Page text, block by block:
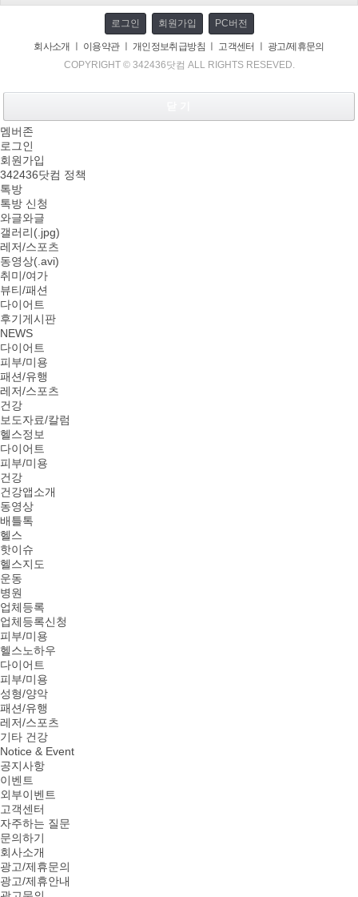
로그인 회원가입 PC버전
회사소개 ㅣ 이용약관ㅣ 개인정보취급방침 ㅣ 고객센터 ㅣ 광고/제휴문의
COPYRIGHT © 342436닷컴 ALL RIGHTS RESEVED.
멤버존
로그인
회원가입
342436닷컴 정책
톡방
톡방 신청
와글와글
갤러리(.jpg)
레저/스포츠
동영상(.avi)
취미/여가
뷰티/패션
다이어트
후기게시판
NEWS
다이어트
피부/미용
패션/유행
레저/스포츠
건강
보도자료/칼럼
헬스정보
다이어트
피부/미용
건강
건강앱소개
동영상
배틀톡
헬스
핫이슈
헬스지도
운동
병원
업체등록
업체등록신청
피부/미용
헬스노하우
다이어트
피부/미용
성형/양악
패션/유행
레저/스포츠
기타 건강
Notice & Event
공지사항
이벤트
외부이벤트
고객센터
자주하는 질문
문의하기
회사소개
광고/제휴문의
광고/제휴안내